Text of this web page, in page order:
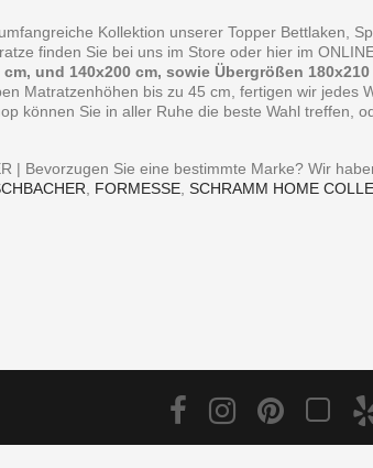
Kollektion unserer Topper Bettlaken,
finden Sie bei uns im Store oder hier im
cm, und 140x200 cm, sowie Übergrößen 180x210
Matratzenhöhen bis zu 45 cm, fertigen wir jedes
können Sie in aller Ruhe die beste Wahl treffen,
| Bevorzugen Sie eine bestimmte Marke? Wir
, FORMESSE,SCHRAMM HOME